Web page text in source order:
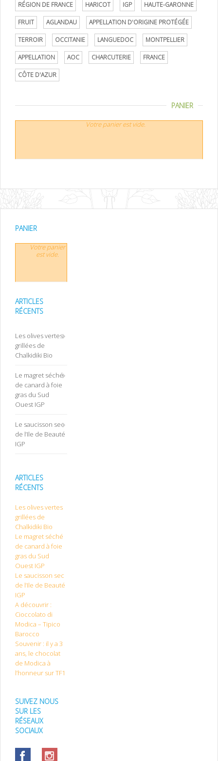
RÉGION DE FRANCE HARICOT IGP HAUTE-GARONNE
FRUIT AGLANDAU APPELLATION D'ORIGINE PROTÉGÉE
TERROIR OCCITANIE LANGUEDOC MONTPELLIER
APPELLATION AOC CHARCUTERIE FRANCE
CÔTE D'AZUR
PANIER
Votre panier est vide.
PANIER
Votre panier
est vide.
ARTICLES
RÉCENTS
Les olives vertes
grillées de
Chalkidiki Bio
Le magret séché
de canard à foie
gras du Sud
Ouest IGP
Le saucisson sec
de l’Ile de Beauté
IGP
ARTICLES
RÉCENTS
Les olives vertes
grillées de
Chalkidiki Bio
Le magret séché
de canard à foie
gras du Sud
Ouest IGP
Le saucisson sec
de l’Ile de Beauté
IGP
A découvrir :
Cioccolato di
Modica – Tipico
Barocco
Souvenir : il y a 3
ans, le chocolat
de Modica à
l’honneur sur TF1
SUIVEZ NOUS
SUR LES
RÉSEAUX
SOCIAUX